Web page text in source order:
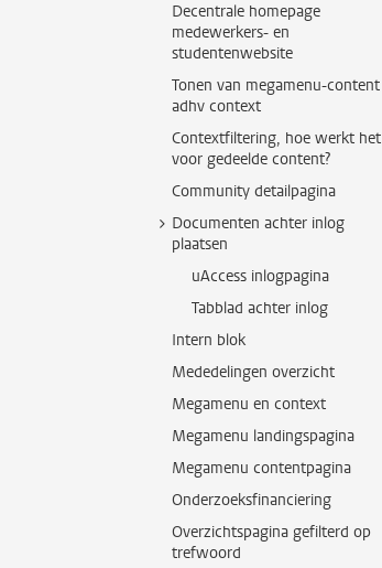
Decentrale homepage
medewerkers- en
studentenwebsite
Tonen van megamenu-content
adhv context
Contextfiltering, hoe werkt het
voor gedeelde content?
Community detailpagina
Documenten achter inlog
plaatsen
uAccess inlogpagina
Tabblad achter inlog
Intern blok
Mededelingen overzicht
Megamenu en context
Megamenu landingspagina
Megamenu contentpagina
Onderzoeksfinanciering
Overzichtspagina gefilterd op
trefwoord